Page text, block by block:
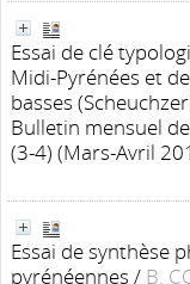
Essai de clé
Midi-Pyrénées et
basses
Bulletin mensuel
(3-4) (Mars-Avril
Essai de synthèse
pyrénéennes / B.